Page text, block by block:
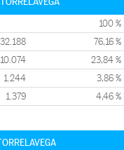
100 %
32.188 76,16 %
10.074 23,84 %
1.244 3,86 %
1.379 4,46 %